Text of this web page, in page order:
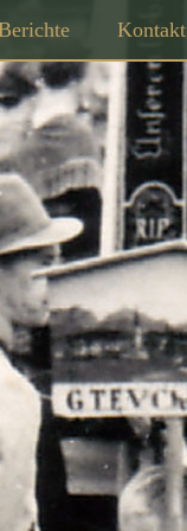
Kontakt